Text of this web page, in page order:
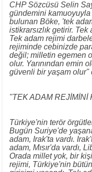
CHP Sözcüsü Selin
gündemini
bulunan Böke, 'tek
istikrarsızlık getirir.
Tek adam rejimi
rejiminde cebinizde
değil; milletin egemen
olur. Yarınından emin
güvenli bir yaşam olur"
"TEK ADAM REJİMİNİ
Türkiye'nin terör
Bugün Suriye'de
adam, Irak'ta vardı.
adam, Mısır'da vardı,
Orada millet yok, bir
rejimi, Türkiye'nin bütün